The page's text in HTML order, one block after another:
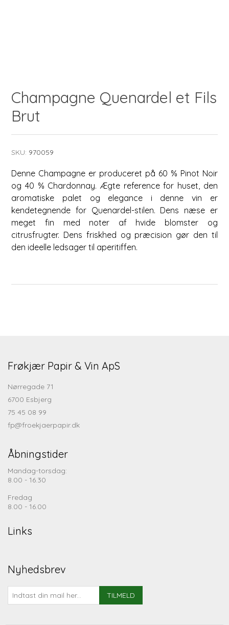
Champagne Quenardel et Fils
Brut
SKU: 970059
Denne Champagne er produceret på 60 % Pinot Noir
og 40 % Chardonnay. Ægte reference for huset, den
aromatiske palet og elegance i denne vin er
kendetegnende for Quenardel-stilen. Dens næse er
meget fin med noter af hvide blomster og
citrusfrugter. Dens friskhed og præcision gør den til
den ideelle ledsager til aperitiffen.
Frøkjær Papir & Vin ApS
Nørregade 71
6700 Esbjerg
75 45 08 99
fp@froekjaerpapir.dk
Åbningstider
Mandag-torsdag:
8.00 - 16.30
Fredag
8.00 - 16.00
Links
Nyhedsbrev
TILMELD